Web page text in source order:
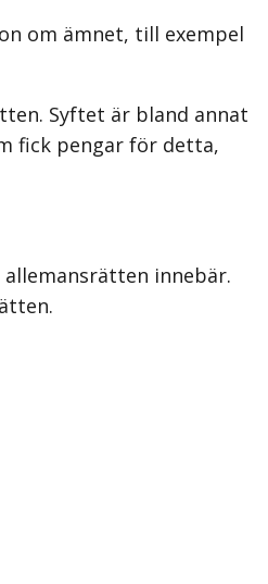
om ämnet, till exempel
Syftet är bland annat
fick pengar för detta,
innebär.